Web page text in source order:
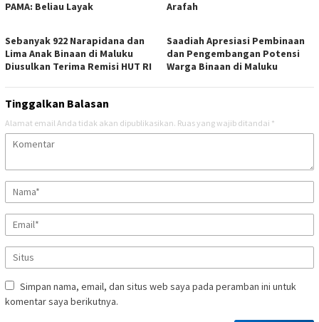
PAMA: Beliau Layak Arafah
Sebanyak 922 Narapidana dan
Lima Anak Binaan di Maluku
Diusulkan Terima Remisi HUT RI
Saadiah Apresiasi Pembinaan
dan Pengembangan Potensi
Warga Binaan di Maluku
Tinggalkan Balasan
Alamat email Anda tidak akan dipublikasikan. Ruas yang wajib ditandai *
Simpan nama, email, dan situs web saya pada peramban ini untuk
komentar saya berikutnya.